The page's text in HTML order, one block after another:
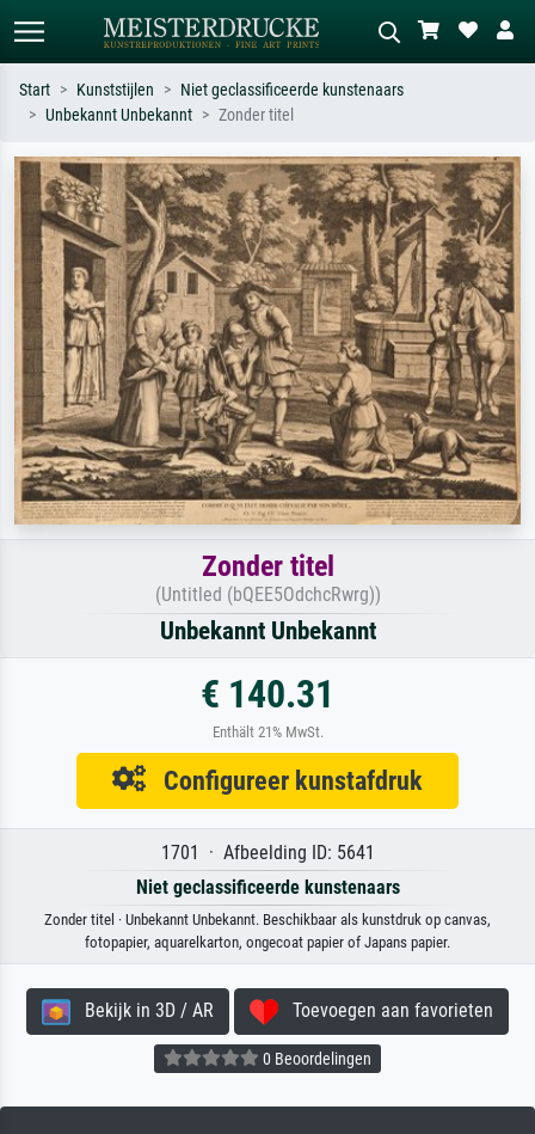
Zoek op kunstenaar, titel of stijl – bijv.
Monet, Sterrennacht, impressionisme,
Hokusai-golf, naakt.
Beschrijf de scène – bijv. groene
weide, abstract met veel rood, donker
olieverfschilderij, staand naakt naast
een boom.
Start Kunststijlen
Niet geclassificeerde kunstenaars
Unbekannt Unbekannt
Zonder titel
Zonder titel
(Untitled (bQEE5OdchcRwrg))
Unbekannt Unbekannt
€ 140.31
Enthält 21% MwSt.
Configureer kunstafdruk
1701 · Afbeelding ID: 5641
Niet geclassificeerde kunstenaars
Zonder titel · Unbekannt Unbekannt. Beschikbaar als kunstdruk op canvas,
fotopapier, aquarelkarton, ongecoat papier of Japans papier.
Bekijk in 3D / AR Toevoegen aan favorieten
0 Beoordelingen